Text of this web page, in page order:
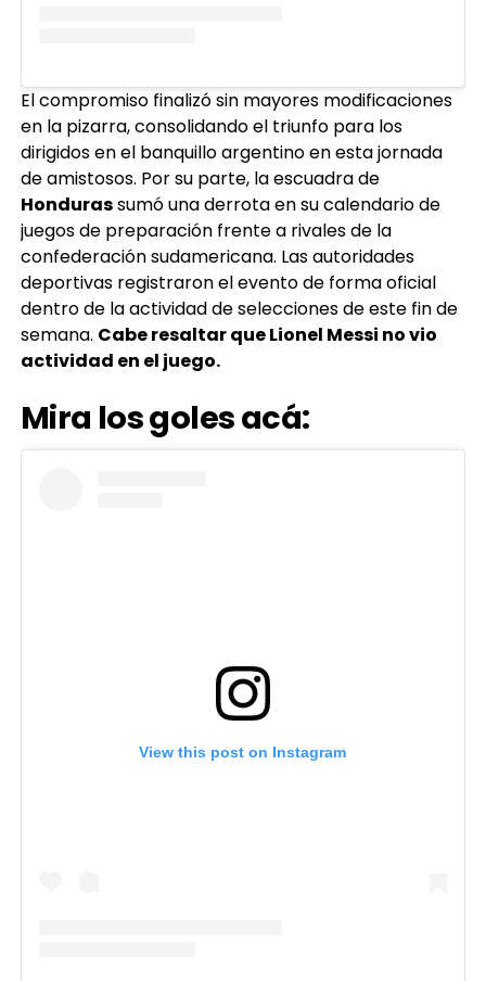
en la pizarra, consolidando el triunfo para los
dirigidos en el banquillo argentino en esta jornada
de amistosos. Por su parte, la escuadra de
Hondurassumó una derrota en su calendario de
juegos de preparación frente a rivales de la
confederación sudamericana. Las autoridades
deportivas registraron el evento de forma oficial
dentro de la actividad de selecciones de este fin de
semana.Cabe resaltar que Lionel Messi no vio
actividad en el juego.
Mira los goles acá:
View this post on Instagram